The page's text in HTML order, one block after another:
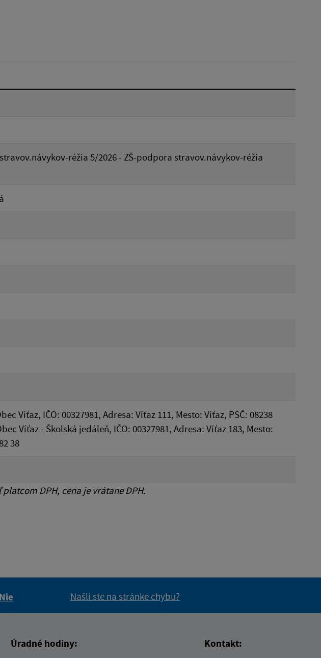
réžia 5/2026 - ZŠ-podpora stravov.návykov-réžia
Víťaz, IČO: 00327981, Adresa: Víťaz 111, Mesto: Víťaz, PSČ: 08238
Víťaz - Školská jedáleň, IČO: 00327981, Adresa: Víťaz 183, Mesto:
38
DPH, cena je vrátane DPH.
Nie
Našli ste na stránke chybu?
Úradné hodiny: Kontakt: